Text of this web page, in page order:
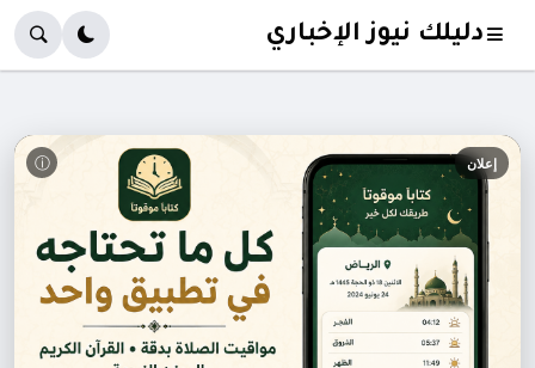
دليلك نيوز الإخباري
ⓘ إعلان